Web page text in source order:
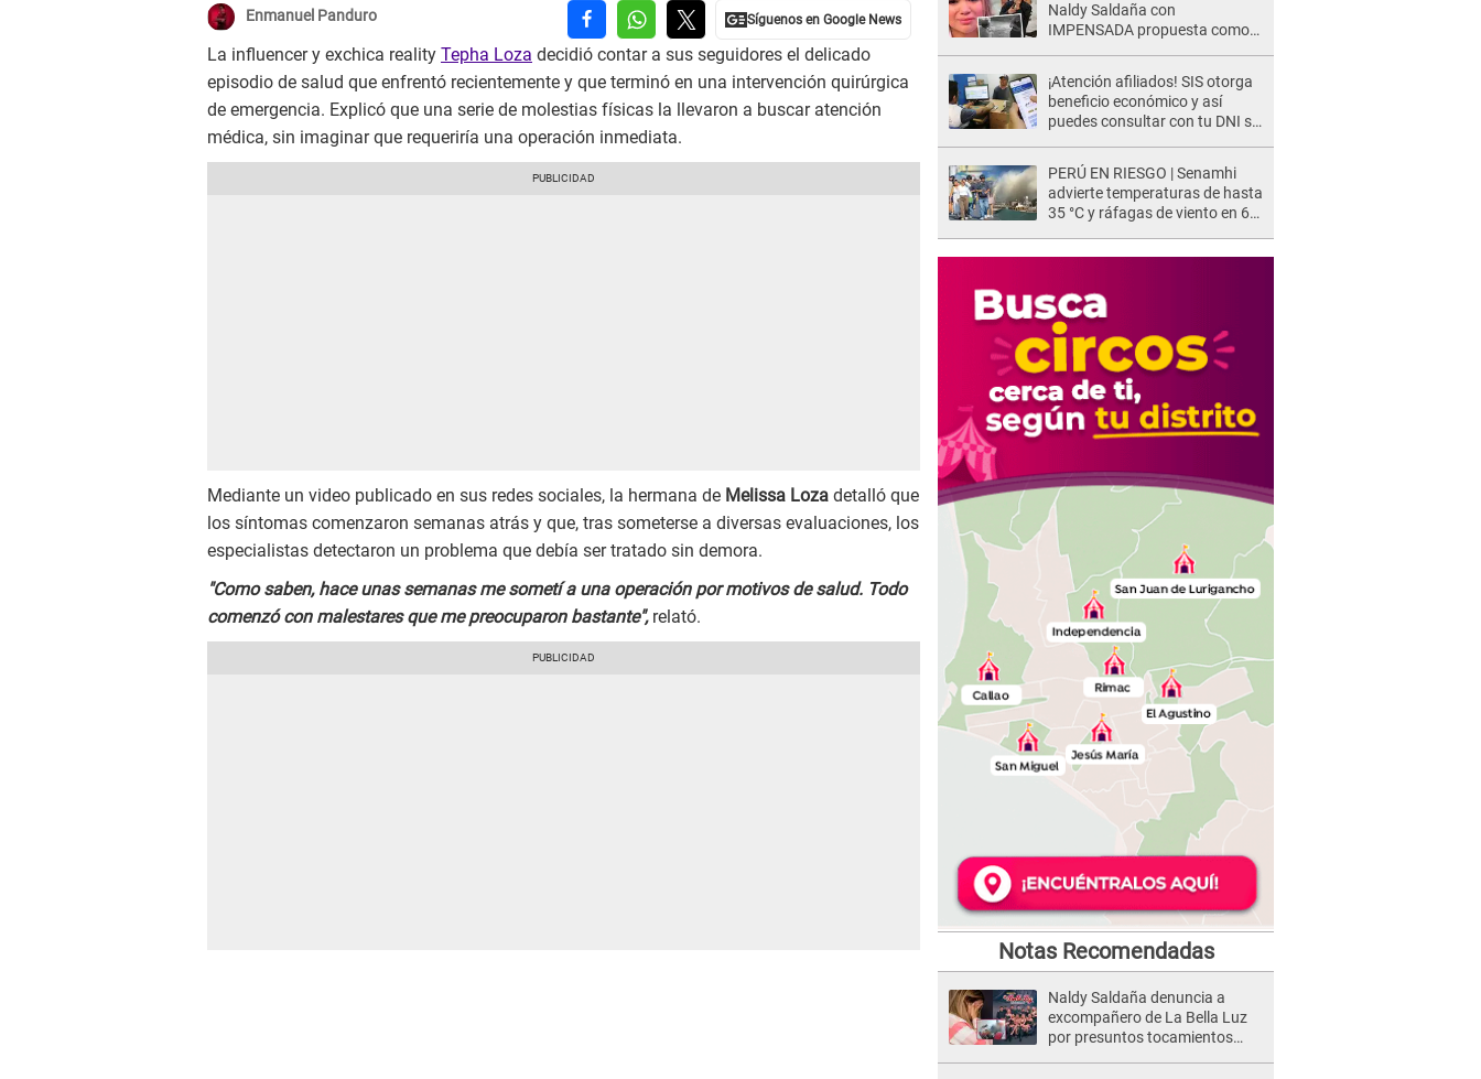
Enmanuel Panduro
La influencer y exchica reality Tepha Loza decidió contar a sus seguidores el delicado
episodio de salud que enfrentó recientemente y que terminó en una intervención quirúrgica
de emergencia. Explicó que una serie de molestias físicas la llevaron a buscar atención
médica, sin imaginar que requeriría una operación inmediata.
Mediante un video publicado en sus redes sociales, la hermana de Melissa Loza detalló que
los síntomas comenzaron semanas atrás y que, tras someterse a diversas evaluaciones, los
especialistas detectaron un problema que debía ser tratado sin demora.
"Como saben, hace unas semanas me sometí a una operación por motivos de salud. Todo
comenzó con malestares que me preocuparon bastante",relató.
Naldy Saldaña con
IMPENSADA propuesta como
¡Atención afiliados! SIS otorga
beneficio económico y así
puedes consultar con tu DNI si
PERÚ EN RIESGO | Senamhi
advierte temperaturas de hasta
35 °C y ráfagas de viento en 6
Notas Recomendadas
Naldy Saldaña denuncia a
excompañero de La Bella Luz
por presuntos tocamientos